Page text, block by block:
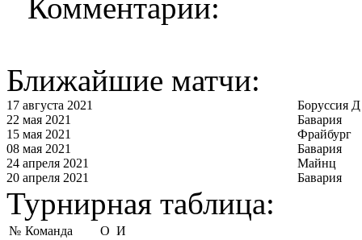
Комментарии:
Ближайшие матчи:
17 августа 2021
Боруссия Д
22 мая 2021
Бавария
15 мая 2021
Фрайбург
08 мая 2021
Бавария
24 апреля 2021
Майнц
20 апреля 2021
Бавария
Турнирная таблица:
№ Команда О И